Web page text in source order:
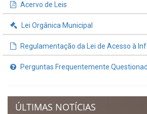
Acervo de Leis
Lei Orgânica Municipal
Regulamentação da Lei de Acesso à
Perguntas Frequentemente
ÚLTIMAS NOTÍCIAS